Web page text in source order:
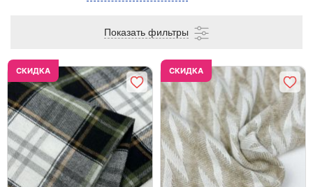
Показать фильтры
CКИДКА CКИДКА